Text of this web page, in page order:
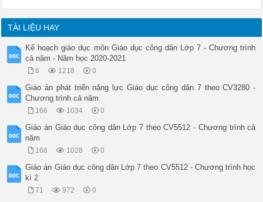
TÀI LIỆU HAY
Kế hoạch giáo dục môn Giáo dục công dân Lớp 7 - Chương trình
cả năm - Năm học 2020-2021
6 1218 0
Giáo án phát triển năng lực Giáo dục công dân 7 theo CV3280 -
Chương trình cả năm
166 1034 0
Giáo án Giáo dục công dân Lớp 7 theo CV5512 - Chương trình cả
năm
166 1028 0
Giáo án Giáo dục công dân Lớp 7 theo CV5512 - Chương trình học
kì 2
71 972 0